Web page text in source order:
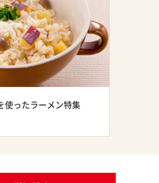
使ったラーメン特集